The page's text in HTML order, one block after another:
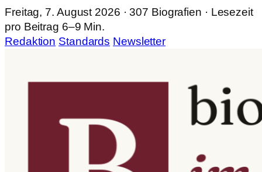
Freitag, 7. August 2026 · 307 Biografien · Lesezeit
pro Beitrag 6–9 Min.
Redaktion Standards Newsletter